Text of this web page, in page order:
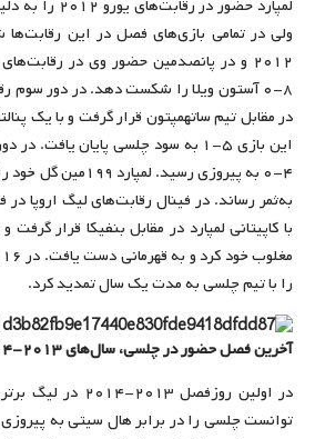
لمپارد حضور
۲۰۱۲ و در پانصدمین حضور وی در
۸-۰ آستون ویلا را شکست دهد. در دور سوم
در مقابل تیم ساتهمپتون قرار گرفت و با یک
این بازی ۵-۱ به سود چلسی پایان
۴-۰ به پیروزی رسید.
را با تیم چلسی به مدت یک سال تمدید کرد.
آخرین فصل حضور در چلسی، سال‌های ۲۰۱۳-۲۰۱۴
در اولین روزفصل